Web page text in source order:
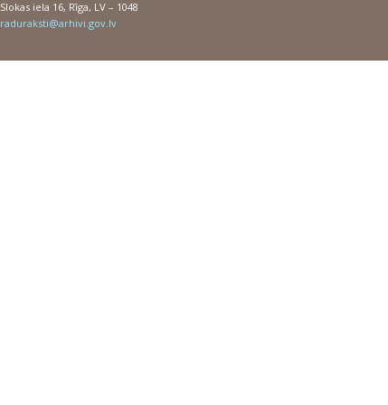
Slokas iela 16, Rīga, LV – 1048
raduraksti@arhivi.gov.lv